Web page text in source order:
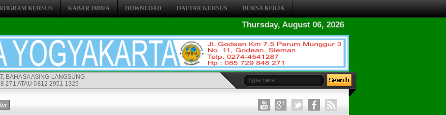
KURSUS KABAR IMBIA DOWNLOAD DAFTAR KURSUS BURSA KERJA
Thursday, August 06, 2026
BAHASA ASING LANGSUNG
271 ATAU 0812 2951 1329